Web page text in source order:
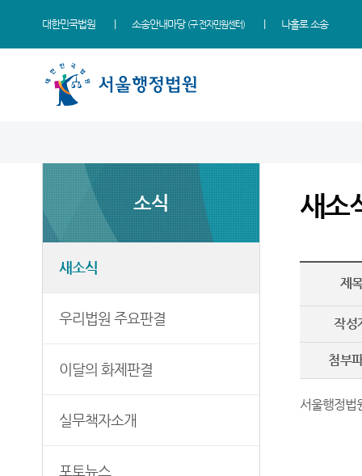
대한민국법원 소송안내마당 (구 전자민원센터) 나홀로 소송
조직 및 전화번호
청사배치
보안검색
우리법원 주요판결
이달의 화제판결
E-mail Club
법률상담안내
자주묻는질문
재판기록열람복사예약
판결서사본 제공신청
판결서 인터넷열람
부조리 신고센터
법원견학
소식
새소식
우리법원 주요판결
이달의 화제판결
실무책자소개
포토뉴스
새소
제
작성
첨부
서울행정법